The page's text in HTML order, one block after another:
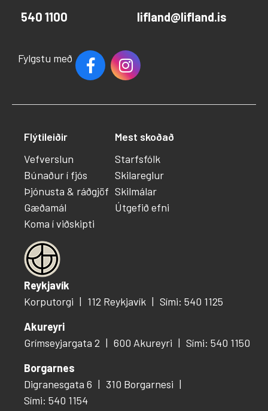
540 1100 lifland@lifland.is
Fylgstu með
Reykjavík
Korputorgi
112 Reykjavík
Sími: 540 1125
Akureyri
Grímseyjargata 2
600 Akureyri
Sími: 540 1150
Borgarnes
Digranesgata 6
310 Borgarnesi
Sími: 540 1154
Flýtileiðir
Vefverslun
Búnaður í fjós
Þjónusta & ráðgjöf
Gæðamál
Koma í viðskipti
Mest skoðað
Starfsfólk
Skilareglur
Skilmálar
Útgefið efni